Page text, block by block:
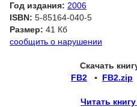
Год издания: 2006
ISBN: 5-85164-040-5
Размер: 41 Кб
сообщить о нарушении
Скачать
FB2 ▪ FB2.zip
Читать